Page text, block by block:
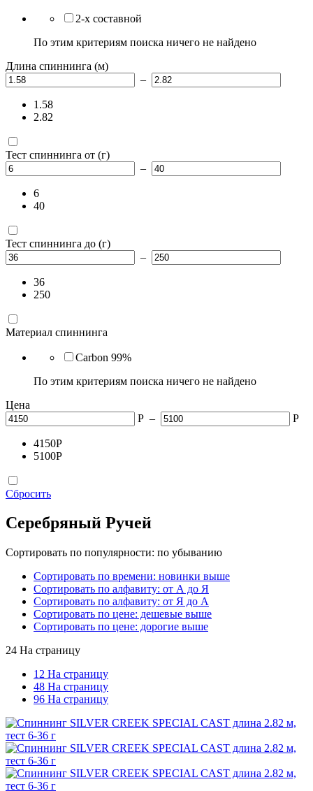
2-х составной
По этим критериям поиска ничего не найдено
Длина спиннинга (м)
–
1.58
2.82
Тест спиннинга от (г)
–
6
40
Тест спиннинга до (г)
–
36
250
Материал спиннинга
Carbon 99%
По этим критериям поиска ничего не найдено
Цена
Р – Р
4150Р
5100Р
Сбросить
Серебряный Ручей
Сортировать по популярности: по убыванию
Сортировать по времени: новинки выше
Сортировать по алфавиту: от А до Я
Сортировать по алфавиту: от Я до А
Сортировать по цене: дешевые выше
Сортировать по цене: дорогие выше
24 На страницу
12 На страницу
48 На страницу
96 На страницу